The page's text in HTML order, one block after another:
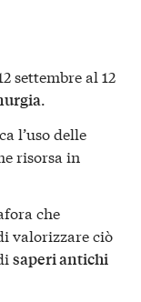
settembre al 12
.
l’uso delle
risorsa in
che
valorizzare ciò
saperi antichi